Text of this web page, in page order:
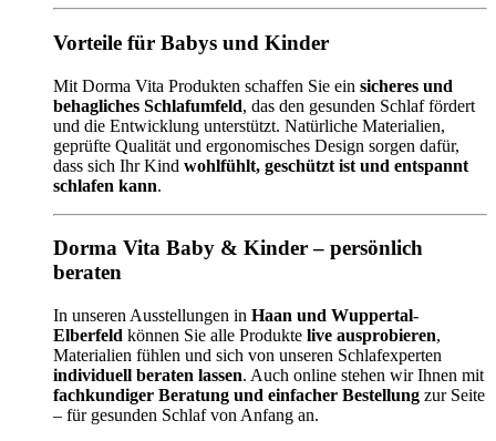
Vorteile für Babys und Kinder
Mit Dorma Vita Produkten schaffen Sie ein sicheres und
behagliches Schlafumfeld, das den gesunden Schlaf fördert
und die Entwicklung unterstützt. Natürliche Materialien,
geprüfte Qualität und ergonomisches Design sorgen dafür,
dass sich Ihr Kind wohlfühlt, geschützt ist und entspannt
schlafen kann.
Dorma Vita Baby & Kinder – persönlich
beraten
In unseren Ausstellungen in Haan und Wuppertal-
Elberfeld können Sie alle Produkte live ausprobieren,
Materialien fühlen und sich von unseren Schlafexperten
individuell beraten lassen. Auch online stehen wir Ihnen mit
fachkundiger Beratung und einfacher Bestellung zur Seite
– für gesunden Schlaf von Anfang an.